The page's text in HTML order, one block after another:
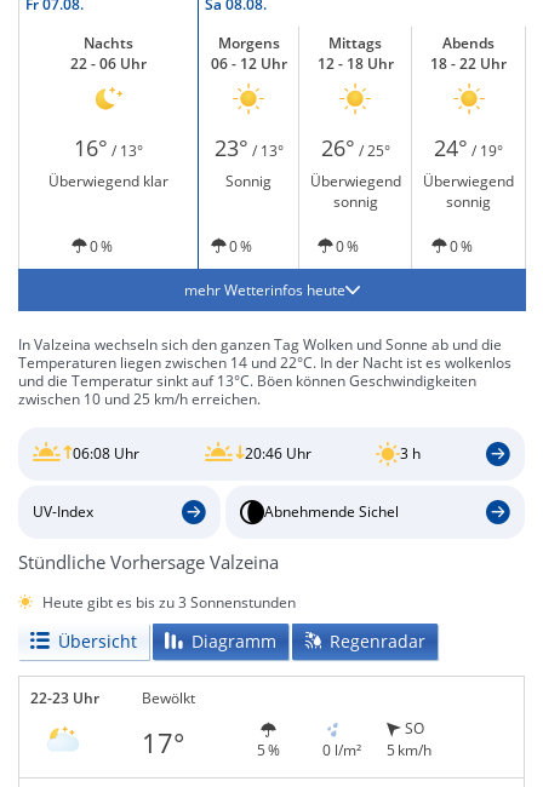
Fr07.08. Sa 08.08.
Nachts
22 - 06 Uhr
Morgens
06 - 12 Uhr
Mittags
12 - 18 Uhr
Abends
18 - 22 Uhr
16° / 13° 23° / 13° 26° / 25° 24° / 19°
Überwiegend klar
Sonnig
Überwiegend
sonnig
Überwiegend
sonnig
0 % 0 % 0 % 0 %
mehr Wetterinfos heute
In Valzeina wechseln sich den ganzen Tag Wolken und Sonne ab und die
Temperaturen liegen zwischen 14 und 22°C. In der Nacht ist es wolkenlos
und die Temperatur sinkt auf 13°C. Böen können Geschwindigkeiten
zwischen 10 und 25 km/h erreichen.
06:08 Uhr 20:46 Uhr 3 h
UV-Index Abnehmende Sichel
Stündliche Vorhersage Valzeina
Heute gibt es bis zu 3 Sonnenstunden
Übersicht Diagramm Regenradar
22-23 Uhr Bewölkt
17° 5 % 0 l/m²
SO
5 km/h